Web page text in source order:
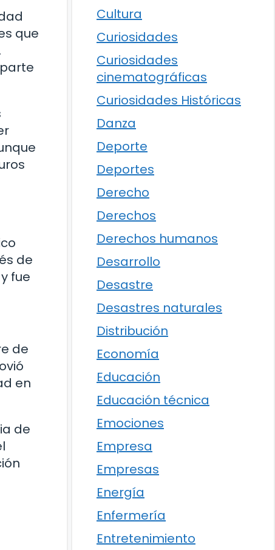
que
de
fue
de
en
de
Cultura
Curiosidades
Curiosidades
cinematográficas
Curiosidades Históricas
Danza
Deporte
Deportes
Derecho
Derechos
Derechos humanos
Desarrollo
Desastre
Desastres naturales
Distribución
Economía
Educación
Educación técnica
Emociones
Empresa
Empresas
Energía
Enfermería
Entretenimiento